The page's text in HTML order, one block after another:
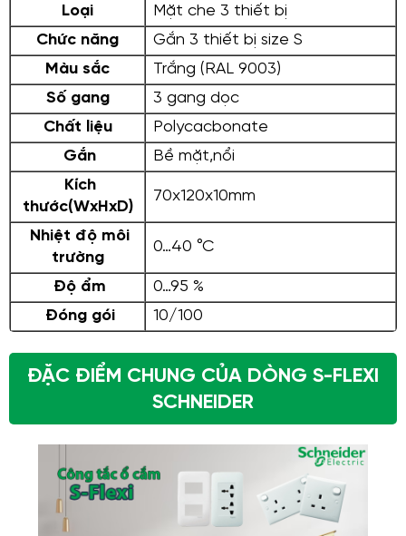
Loại
Mặt che 3 thiết bị
Chức năng
Gắn 3 thiết bị size S
Màu sắc
Trắng (RAL 9003)
Số gang
3 gang dọc
Chất liệu
Polycacbonate
Gắn
Bề mặt,nổi
Kích
thước(WxHxD)
70x120x10mm
Nhiệt độ môi
trường
0…40 °C
Độ ẩm
0…95 %
Đóng gói
10/100
ĐẶC ĐIỂM CHUNG CỦA DÒNG S-FLEXI
SCHNEIDER